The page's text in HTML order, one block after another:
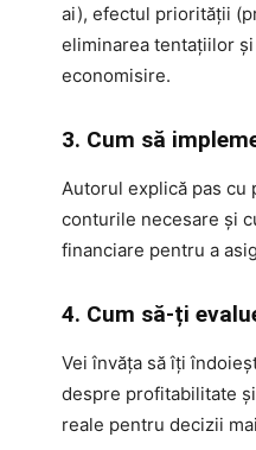
ai), efectul priorității
eliminarea tentațiilor
economisire.
3. Cum să
Autorul explică pas cu
conturile necesare și
financiare pentru a
4. Cum să-ți
Vei învăța să îți
despre profitabilitate
reale pentru decizii